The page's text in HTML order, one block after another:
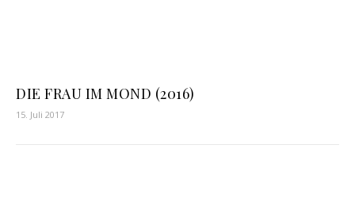
DIE FRAU IM MOND (2016)
15. Juli 2017